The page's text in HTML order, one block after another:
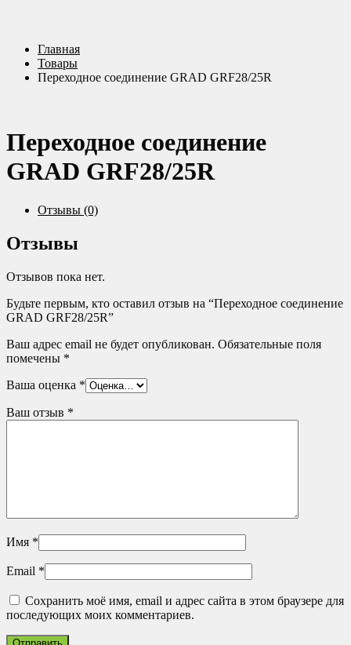
Главная
Товары
Переходное соединение GRAD GRF28/25R
Переходное соединение
GRAD GRF28/25R
Отзывы (0)
Отзывы
Отзывов пока нет.
Будьте первым, кто оставил отзыв на “Переходное соединение
GRAD GRF28/25R”
Ваш адрес email не будет опубликован. Обязательные поля
помечены *
Ваша оценка *
Ваш отзыв *
Имя *
Email *
Сохранить моё имя, email и адрес сайта в этом браузере для
последующих моих комментариев.